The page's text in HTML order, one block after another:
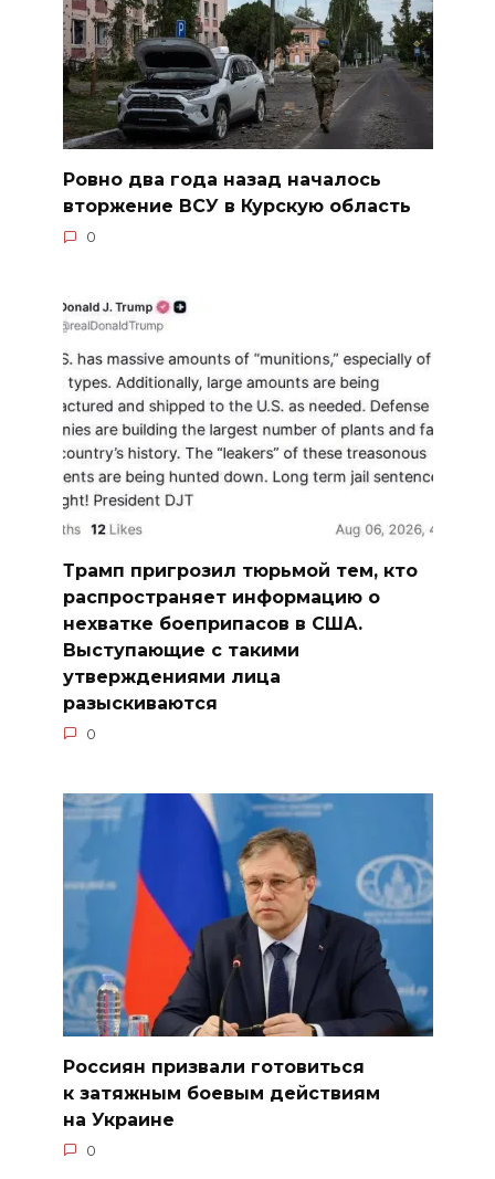
Ровно два года назад началось
вторжение ВСУ в Курскую область
0
Трамп пригрозил тюрьмой тем, кто
распространяет информацию о
нехватке боеприпасов в США.
Выступающие с такими
утверждениями лица
разыскиваются
0
Россиян призвали готовиться
к затяжным боевым действиям
на Украине
0